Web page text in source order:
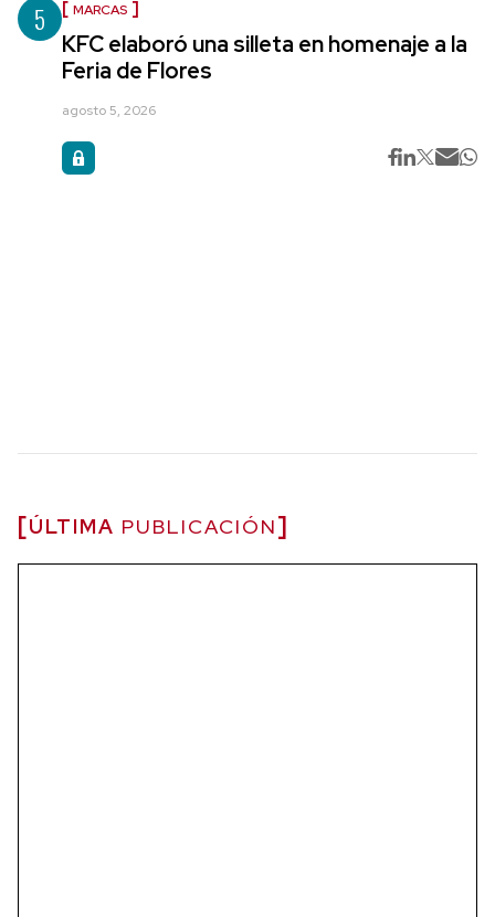
5 MARCAS
KFC elaboró una silleta en homenaje a la
Feria de Flores
agosto 5, 2026
ÚLTIMA PUBLICACIÓN